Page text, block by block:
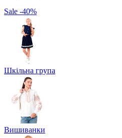
Sale -40%
Шкільна група
Вишиванки